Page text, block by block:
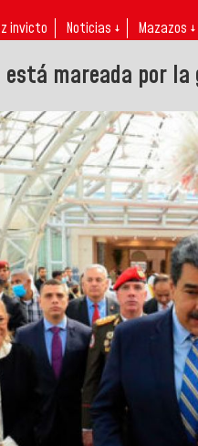
invicto Noticias ↓ Mazazos ↓
mareada por